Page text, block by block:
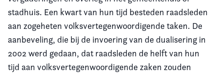
stadhuis. Een kwart van hun tijd besteden raadsleden
aan zogeheten volksvertegenwoordigende taken. De
aanbeveling, die bij de invoering van de dualisering in
2002 werd gedaan, dat raadsleden de helft van hun
tijd aan volksvertegenwoordigende zaken zouden